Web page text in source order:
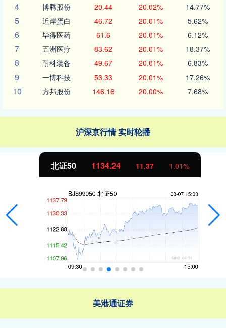
4 博腾股份 20.44 20.02% 14.77%
5 近岸蛋白 46.72 20.01% 5.62%
6 毕得医药 61.6 20.01% 6.12%
7 五洲医疗 83.62 20.01% 18.37%
8 耐科装备 49.67 20.01% 6.83%
9 一博科技 53.33 20.01% 17.26%
10 方邦股份 146.16 20.00% 7.68%
沪深京行情 实时轮播
北证50 1134.24 11.37 1.01%
美港通证券